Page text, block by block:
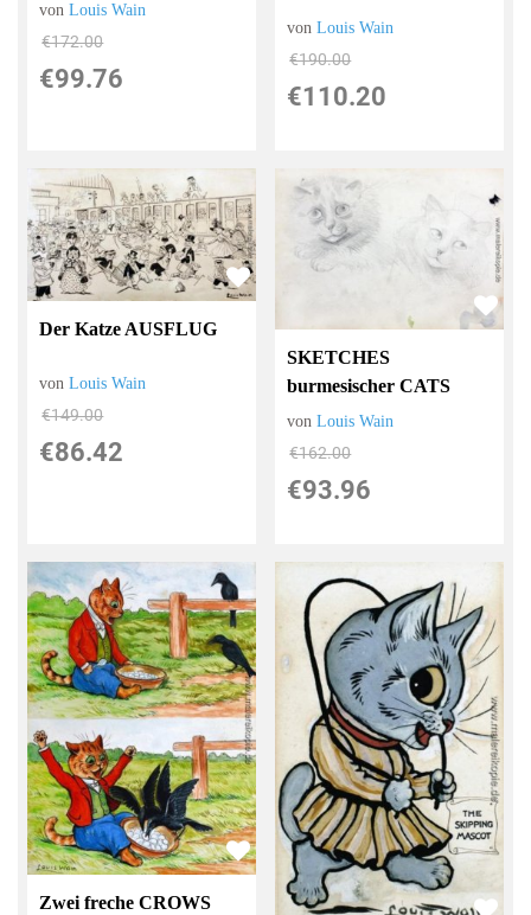
vonLouis Wain
€172.00
€99.76
vonLouis Wain
€190.00
€110.20
Der Katze AUSFLUG
vonLouis Wain
€149.00
€86.42
SKETCHES
burmesischer CATS
vonLouis Wain
€162.00
€93.96
Zwei freche CROWS